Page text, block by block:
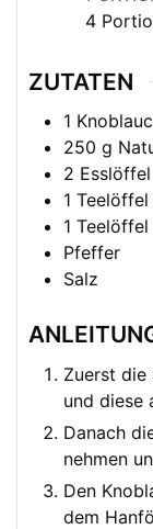
4
ZUTATEN
1
250 g
2 Esslöffel
1 Teelöffel
1 Teelöffel
Pfeffer
Salz
Zuerst die
und diese
Danach
nehmen
Den
dem